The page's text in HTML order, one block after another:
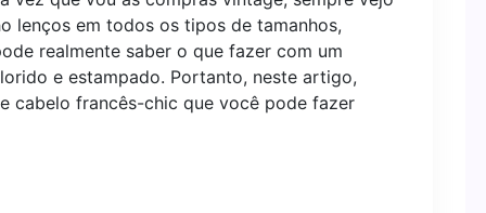
lenços em todos os tipos de tamanhos,
realmente saber o que fazer com um
e estampado. Portanto, neste artigo,
cabelo francês-chic que você pode fazer